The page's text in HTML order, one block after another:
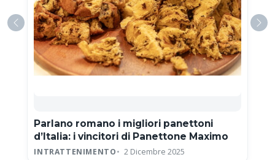
Parlano romano i migliori panettoni
d’Italia: i vincitori di Panettone Maximo
INTRATTENIMENTO 2 Dicembre 2025